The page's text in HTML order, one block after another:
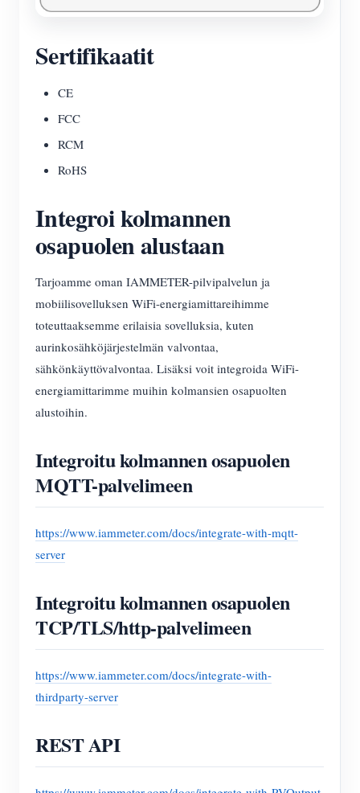
Sertifikaatit
CE
FCC
RCM
RoHS
Integroi kolmannen
osapuolen alustaan
Tarjoamme oman IAMMETER-pilvipalvelun ja
mobiilisovelluksen WiFi-energiamittareihimme
toteuttaaksemme erilaisia sovelluksia, kuten
aurinkosähköjärjestelmän valvontaa,
sähkönkäyttövalvontaa. Lisäksi voit integroida WiFi-
energiamittarimme muihin kolmansien osapuolten
alustoihin.
Integroitu kolmannen osapuolen
MQTT-palvelimeen
https://www.iammeter.com/docs/integrate-with-mqtt-
server
Integroitu kolmannen osapuolen
TCP/TLS/http-palvelimeen
https://www.iammeter.com/docs/integrate-with-
thirdparty-server
REST API